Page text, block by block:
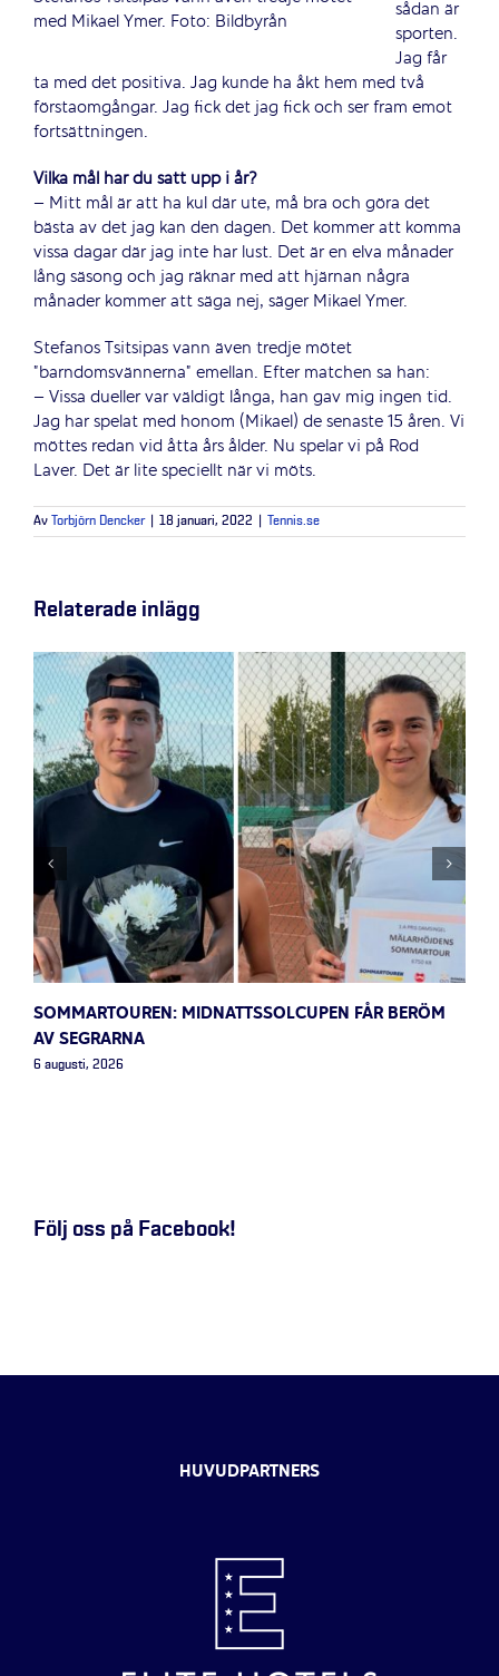
med Mikael Ymer. Foto: Bildbyrån
sådan är
sporten.
Jag får
ta med det positiva. Jag kunde ha åkt hem med två
förstaomgångar. Jag fick det jag fick och ser fram emot
fortsättningen.
Vilka mål har du satt upp i år?
– Mitt mål är att ha kul där ute, må bra och göra det
bästa av det jag kan den dagen. Det kommer att komma
vissa dagar där jag inte har lust. Det är en elva månader
lång säsong och jag räknar med att hjärnan några
månader kommer att säga nej, säger Mikael Ymer.
Stefanos Tsitsipas vann även tredje mötet
”barndomsvännerna” emellan. Efter matchen sa han:
– Vissa dueller var väldigt långa, han gav mig ingen tid.
Jag har spelat med honom (Mikael) de senaste 15 åren. Vi
möttes redan vid åtta års ålder. Nu spelar vi på Rod
Laver. Det är lite speciellt när vi möts.
Av Torbjörn Dencker 18 januari, 2022 Tennis.se
Relaterade inlägg
SOMMARTOUREN: MIDNATTSSOLCUPEN FÅR BERÖM
AV SEGRARNA
6 augusti, 2026
Följ oss på Facebook!
HUVUDPARTNERS